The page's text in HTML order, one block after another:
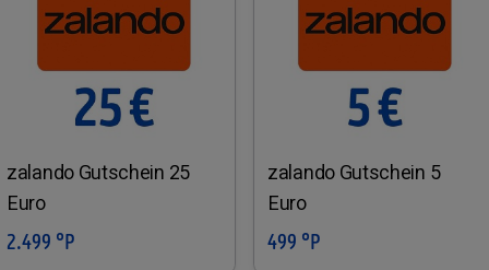
zalando Gutschein 25
Euro
In den Warenkorb
2.499 °P
zalando Gutschein 5
Euro
499 °P